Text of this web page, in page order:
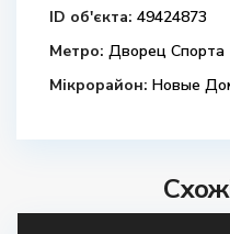
ID об'єкта: 49424873
Метро: Дворец Спорта
Мікрорайон: Новые